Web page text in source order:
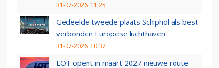
31-07-2026, 11:25
Gedeelde tweede plaats Schiphol als best
verbonden Europese luchthaven
31-07-2026, 10:37
LOT opent in maart 2027 nieuwe route